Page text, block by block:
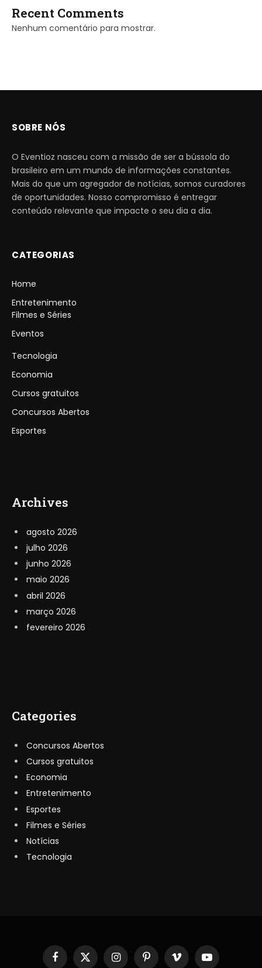
Recent Comments
Nenhum comentário para mostrar.
SOBRE NÓS
O Eventioz nasceu com a missão de ser a bússola do
brasileiro em um mundo de informações constantes.
Mais do que um agregador de notícias, somos curadores
de oportunidades. Nosso compromisso é entregar
conteúdo relevante que impacte o seu dia a dia.
CATEGORIAS
Home
Entretenimento
Filmes e Séries
Eventos
Tecnologia
Economia
Cursos gratuitos
Concursos Abertos
Esportes
Archives
agosto 2026
julho 2026
junho 2026
maio 2026
abril 2026
março 2026
fevereiro 2026
Categories
Concursos Abertos
Cursos gratuitos
Economia
Entretenimento
Esportes
Filmes e Séries
Notícias
Tecnologia
Facebook
X
InstagramPinterestVimeo YouTube